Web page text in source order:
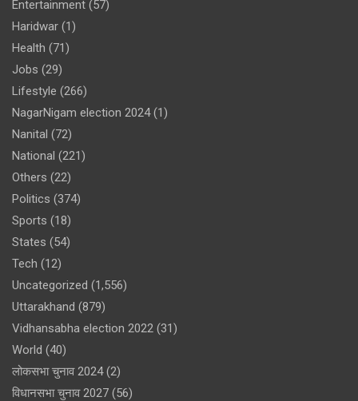
Entertainment (57)
Haridwar (1)
Health (71)
Jobs (29)
Lifestyle (266)
NagarNigam election 2024(1)
Nanital (72)
National (221)
Others (22)
Politics (374)
Sports (18)
States (54)
Tech (12)
Uncategorized (1,556)
Uttarakhand (879)
Vidhansabha election 2022 (31)
World (40)
लोकसभा चुनाव 2024(2)
विधानसभा चुनाव 2027 (56)